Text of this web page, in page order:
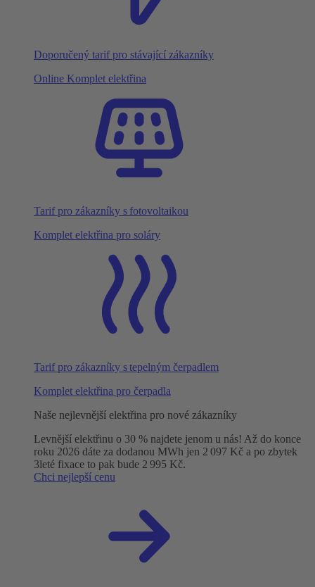
Doporučený tarif pro stávající zákazníky
Online Komplet elektřina
Tarif pro zákazníky s fotovoltaikou
Komplet elektřina pro soláry
Tarif pro zákazníky s tepelným čerpadlem
Komplet elektřina pro čerpadla
Naše nejlevnější elektřina pro nové zákazníky
Levnější elektřinu o 30 % najdete jenom u nás! Až do konce
roku 2026 dáte za dodanou MWh jen 2 097 Kč a po zbytek
3leté fixace to pak bude 2 995 Kč.
Chci nejlepší cenu